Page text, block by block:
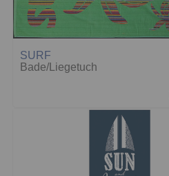
SURF
Bade/Liegetuch